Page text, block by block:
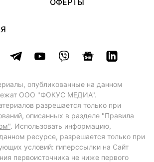
ОФЕРТЫ
опубликованные на данном
ООО "ФОКУС МЕДИА".
разрешается только при
описанных в разделе "Правила
. Использовать информацию,
ресурсе, разрешается только при
условий: гиперссылки на Сайт
первоисточника не ниже первого